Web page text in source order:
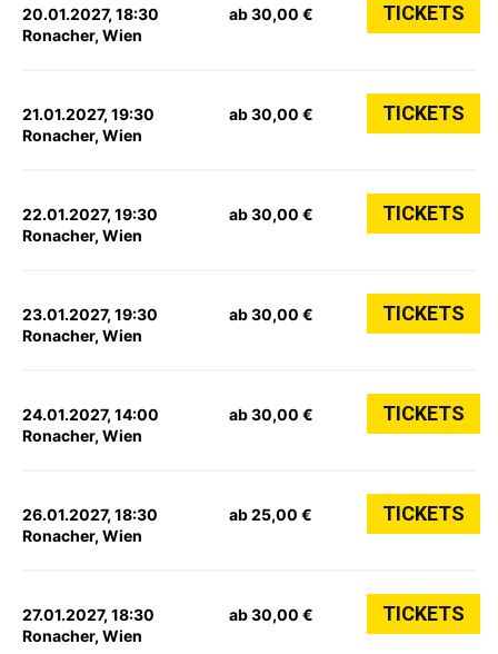
20.01.2027, 18:30
Ronacher, Wien
ab 30,00 € TICKETS
21.01.2027, 19:30
Ronacher, Wien
ab 30,00 € TICKETS
22.01.2027, 19:30
Ronacher, Wien
ab 30,00 € TICKETS
23.01.2027, 19:30
Ronacher, Wien
ab 30,00 € TICKETS
24.01.2027, 14:00
Ronacher, Wien
ab 30,00 € TICKETS
26.01.2027, 18:30
Ronacher, Wien
ab 25,00 € TICKETS
27.01.2027, 18:30
Ronacher, Wien
ab 30,00 € TICKETS